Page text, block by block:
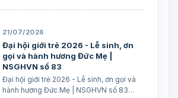
21/07/2026
Đại hội giới trẻ 2026 - Lễ sinh, ơn
gọi và hành hương Đức Mẹ |
NSGHVN số 83
Đại hội giới trẻ 2026 - Lễ sinh, ơn gọi và
hành hương Đức Mẹ | NSGHVN số 83